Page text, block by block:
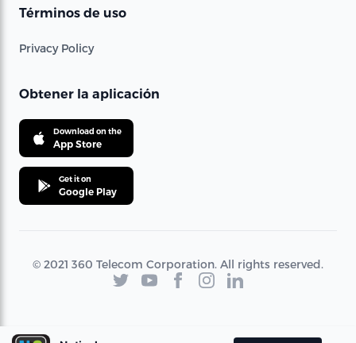
Términos de uso
Privacy Policy
Obtener la aplicación
Download on the
App Store
Get it on
Google Play
© 2021 360 Telecom Corporation. All rights reserved.